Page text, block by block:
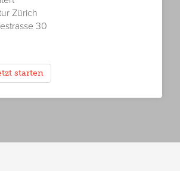
Zürich
30
starten